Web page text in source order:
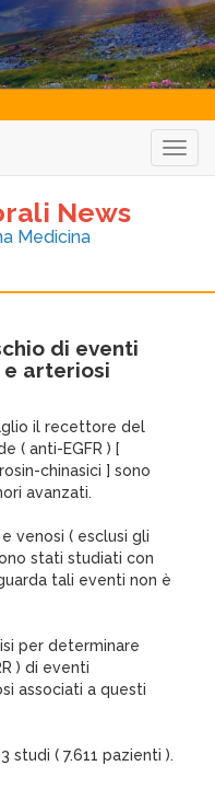
News
Medicina
di eventi
arteriosi
il recettore del
( anti-EGFR ) [
chinasici ] sono
avanzati.
venosi ( esclusi gli
stati studiati con
tali eventi non è
per determinare
) di eventi
associati a questi
studi ( 7.611 pazienti ).